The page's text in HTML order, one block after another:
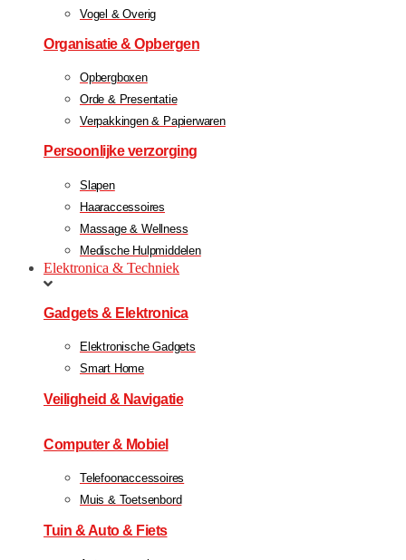
Vogel & Overig
Organisatie & Opbergen
Opbergboxen
Orde & Presentatie
Verpakkingen & Papierwaren
Persoonlijke verzorging
Slapen
Haaraccessoires
Massage & Wellness
Medische Hulpmiddelen
Elektronica & Techniek
Gadgets & Elektronica
Elektronische Gadgets
Smart Home
Veiligheid & Navigatie
Computer & Mobiel
Telefoonaccessoires
Muis & Toetsenbord
Tuin & Auto & Fiets